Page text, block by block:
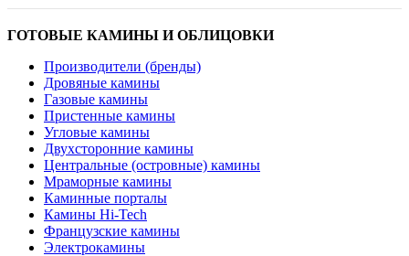
ГОТОВЫЕ КАМИНЫ И ОБЛИЦОВКИ
Производители (бренды)
Дровяные камины
Газовые камины
Пристенные камины
Угловые камины
Двухсторонние камины
Центральные (островные) камины
Мраморные камины
Каминные порталы
Камины Hi-Tech
Французские камины
Электрокамины